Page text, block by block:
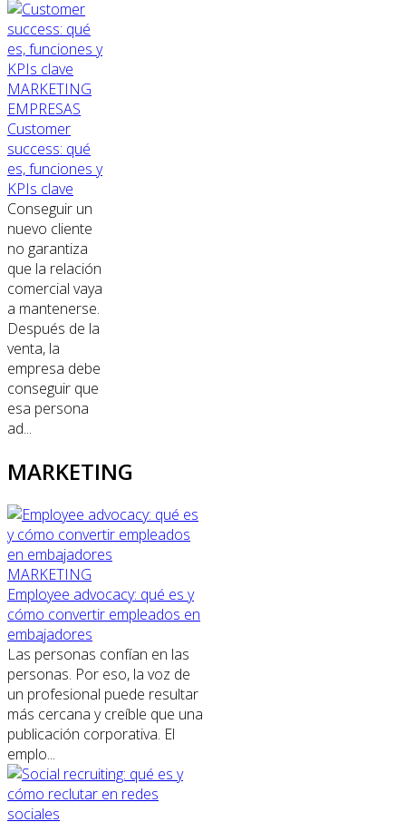
MARKETING
EMPRESAS
Customer
success: qué
es, funciones y
KPIs clave
Conseguir un
nuevo cliente
no garantiza
que la relación
comercial vaya
a mantenerse.
Después de la
venta, la
empresa debe
conseguir que
esa persona
ad...
MARKETING
MARKETING
Employee advocacy: qué es y
cómo convertir empleados en
embajadores
Las personas confían en las
personas. Por eso, la voz de
un profesional puede resultar
más cercana y creíble que una
publicación corporativa. El
emplo...